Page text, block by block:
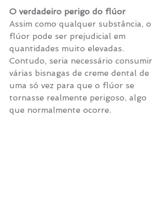
O verdadeiro perigo do flúor
Assim como qualquer substância, o
flúor pode ser prejudicial em
quantidades muito elevadas.
Contudo, seria necessário consumir
várias bisnagas de creme dental de
uma só vez para que o flúor se
tornasse realmente perigoso, algo
que normalmente ocorre.